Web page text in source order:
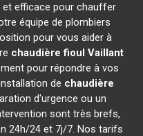
efficace pour chauffer
équipe de plombiers
pour vous aider à
chaudière fioul Vaillant
pour répondre à vos
de chaudière
d'urgence ou un
sont très brefs,
24h/24 et 7j/7. Nos tarifs